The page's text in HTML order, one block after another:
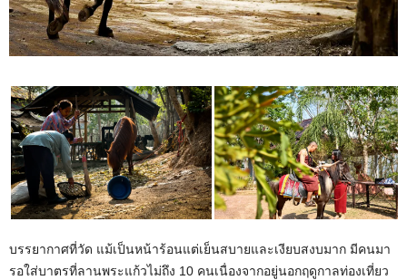
บรรยากาศที่วัด แม้เป็นหน้าร้อนแต่เย็นสบายและเงียบสงบมาก มีคนมา
รอใส่บาตรที่ลานพระแก้วไม่ถึง 10 คนเนื่องจากอยู่นอกฤดูกาลท่องเที่ยว